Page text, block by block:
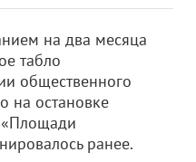
на два месяца
табло
общественного
на остановке
«Площади
ранее.